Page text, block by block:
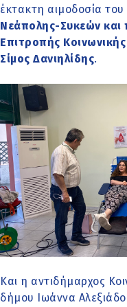
έκτακτη αιμοδοσία
Νεάπολης-Συκεών και
Επιτροπής
Σίμος Δανιηλίδης.
Και η αντιδήμαρχος
δήμου Ιωάννα